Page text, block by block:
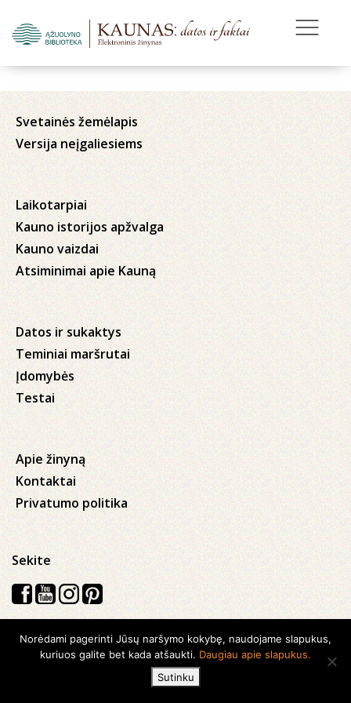
Svetainės žemėlapis
Versija neįgaliesiems
Laikotarpiai
Kauno istorijos apžvalga
Kauno vaizdai
Atsiminimai apie Kauną
Datos ir sukaktys
Teminiai maršrutai
Įdomybės
Testai
Apie žinyną
Kontaktai
Privatumo politika
Sekite
Visos teisės saugomos © 2026 Kauno apskrities viešoji Ąžuolyno
biblioteka
Norėdami pagerinti Jūsų naršymo kokybę, naudojame slapukus,
kuriuos galite bet kada atšaukti. Daugiau apie slapukus.
Sutinku